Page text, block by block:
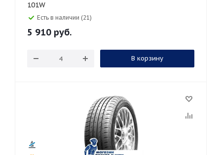
101W
Есть в наличии (21)
5 910 руб.
В корзину